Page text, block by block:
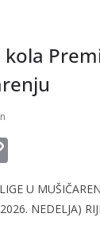
kola
C
p U
NEDELJA)